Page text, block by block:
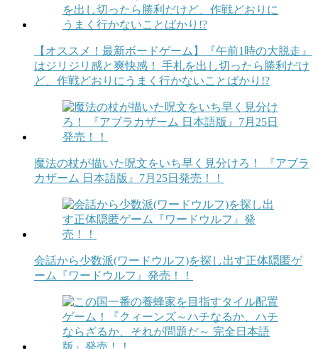
【オススメ！最新ボードゲーム】『午前1時の大脱走』
はジリジリ感と爽快感！ 手札を出し切ったら勝利だけ
ど、作戦どおりにうまく行かないことばかり!?
魔法の杖が描いた呪文をいち早く見分けろ！ 『アブラ
カザーム 日本語版』7月25日発売！！
会話から少数派(ワードウルフ)を探し出す正体隠匿ゲ
ーム『ワードウルフ』発売！！